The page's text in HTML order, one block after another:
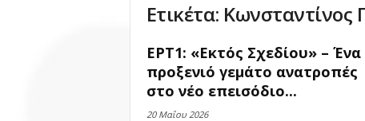
Ετικέτα: Κωνσταντίνος
ΕΡΤ1: «Εκτός Σχεδίου» – Ένα
προξενιό γεμάτο ανατροπές
στο νέο επεισόδιο...
20 Μαΐου 2026